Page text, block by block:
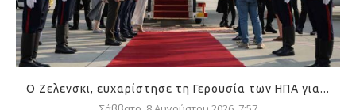
Ο Ζελενσκι, ευχαρίστησε τη Γερουσία των ΗΠΑ για...